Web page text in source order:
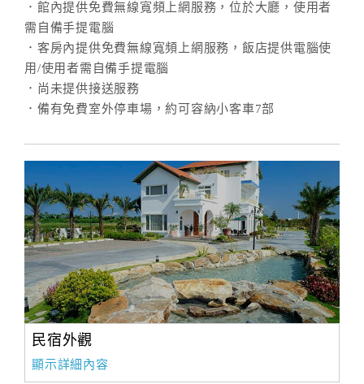
訂
房
Q&A
旅
卡
訂
房
請
款
收
據
．館內提供免費無線寬頻上網服務，位於大廳，使用者
需自備手提電腦
．客房內提供免費無線寬頻上網服務，飯店提供電腦使
用/使用者需自備手提電腦
．尚未提供接送服務
．備有免費室外停車場，約可容納小客車7部
民宿外觀
顯示詳細內容